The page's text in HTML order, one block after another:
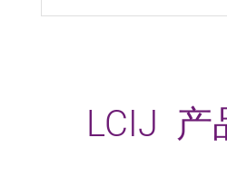
LCIJ 产